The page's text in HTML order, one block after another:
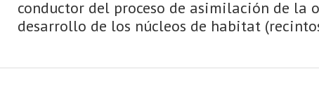
conductor del proceso de asimilación de la
desarrollo de los núcleos de habitat